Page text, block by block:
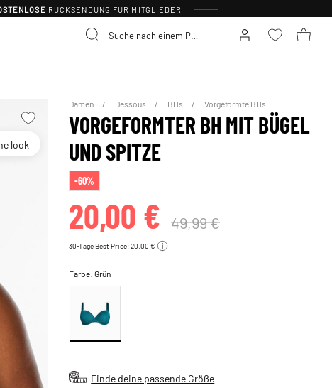
RÜCKSENDUNG FÜR MITGLIEDER
look
Damen Dessous BHs Vorgeformte BHs
VORGEFORMTER BH MIT BÜGEL
UND SPITZE
-60%
20,00 € 49,99 €
30-Tage Best Price: 20,00 €
Farbe:Grün
Finde deine passende Größe